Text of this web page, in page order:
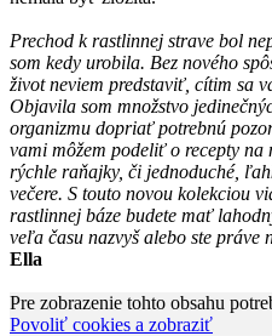
Prechod k rastlinnej strave bol
som kedy urobila. Bez nového
život neviem predstaviť, cítim sa
Objavila som množstvo
organizmu dopriať potrebnú
vami môžem podeliť o recepty na
rýchle raňajky, či jednoduché,
večere. S touto novou kolekciou
rastlinnej báze budete mať
veľa času nazvyš alebo ste práve
Ella
Pre zobrazenie tohto obsahu
Povoliť cookies a zobraziť